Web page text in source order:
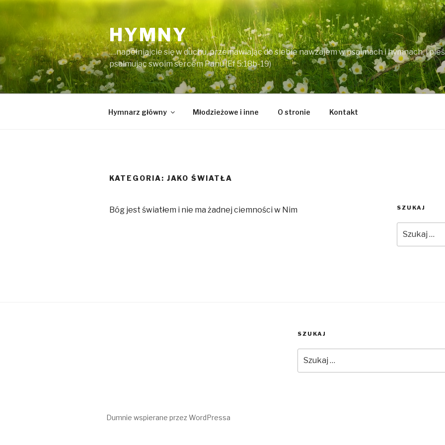
Przeskocz
HYMNY
….napełniajcie się w duchu, przemawiając do siebie nawzajem w psalmach i hymnach, i
psalmując swoim sercem Panu (Ef 5:18b-19)
Hymnarz główny Młodzieżowe i inne O stronie Kontakt
KATEGORIA: JAKO ŚWIATŁA
Bóg jest światłem i nie ma żadnej ciemności w Nim SZUKAJ
SZUKAJ
Dumnie wspierane przez WordPressa